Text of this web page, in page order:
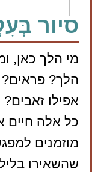
סיור
מי הלך כאן,
הלך? פראים?
אפילו זאבים?
כל אלה חיים
מוזמנים
שהשאירו